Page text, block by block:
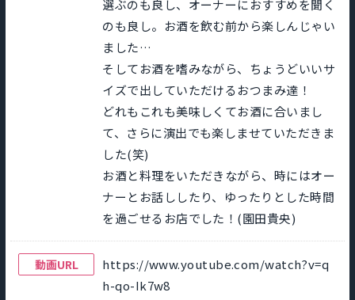
選ぶのも良し、オーナーにおすすめを聞く
のも良し。お酒を飲む前から楽しんじゃい
ました…
そしてお酒を嗜みながら、ちょうどいいサ
イズで出していただけるおつまみ達！
どれもこれも美味しくてお酒に合いまし
て、さらに演出でも楽しませていただきま
した(笑)
お酒と料理をいただきながら、時にはオー
ナーとお話ししたり、ゆったりとした時間
を過ごせるお店でした！(園田貴央)
動画URL
https://www.youtube.com/watch?v=q
h-qo-Ik7w8